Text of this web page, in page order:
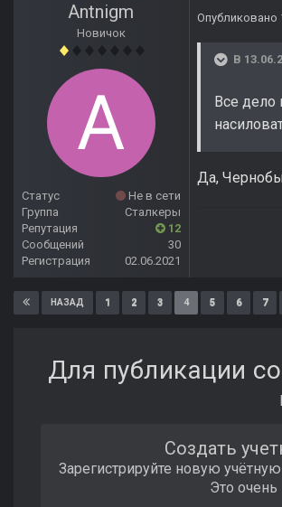
Antnigm
Новичок
Статус
Не в сети
Группа
Сталкеры
Репутация
12
Сообщений
30
Регистрация
02.06.2021
Опубликовано
В
Все дело
Да,
НАЗАД 1 2 3 4 5 6 7
Для публикации
Создать
Зарегистрируйте новую
Это очень